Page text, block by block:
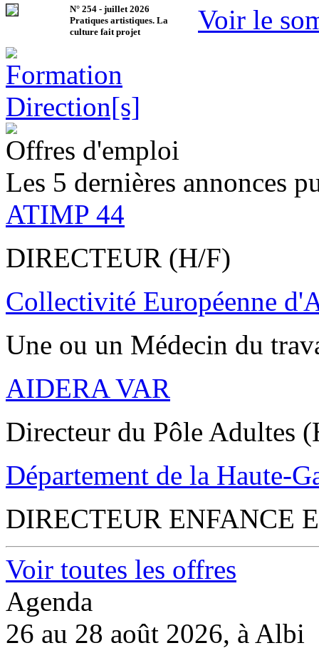
N° 254 - juillet 2026
Pratiques artistiques. La
culture fait projet
Voir le
Offres d'emploi
Les 5 dernières annonces
ATIMP 44
DIRECTEUR (H/F)
Collectivité Européenne
Une ou un Médecin du
AIDERA VAR
Directeur du Pôle Adultes
Département de la Haute-
DIRECTEUR ENFANCE
Voir toutes les offres
Agenda
26 au 28 août 2026, à Albi